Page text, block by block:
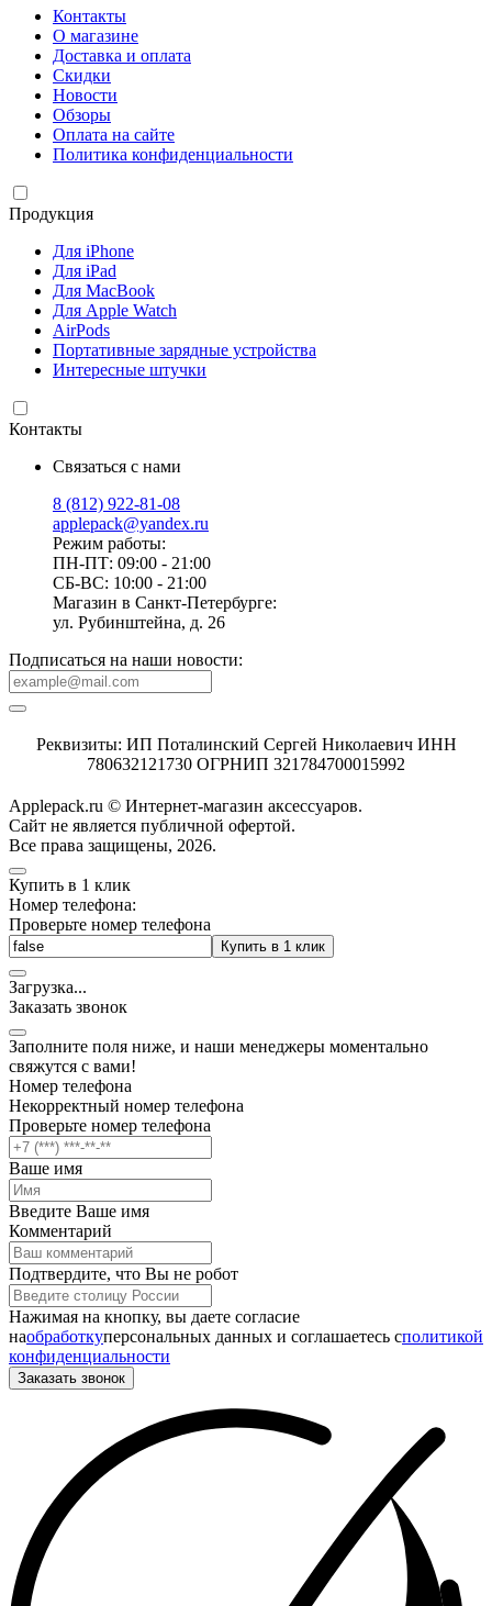
Контакты
О магазине
Доставка и оплата
Скидки
Новости
Обзоры
Оплата на сайте
Политика конфиденциальности
Продукция
Для iPhone
Для iPad
Для MacBook
Для Apple Watch
AirPods
Портативные зарядные устройства
Интересные штучки
Контакты
Связаться с нами
8 (812) 922-81-08
applepack@yandex.ru
Режим работы:
ПН-ПТ: 09:00 - 21:00
СБ-ВС: 10:00 - 21:00
Магазин в Санкт-Петербурге:
ул. Рубинштейна, д. 26
Подписаться на наши новости:
Реквизиты: ИП Поталинский Сергей Николаевич ИНН
780632121730 ОГРНИП 321784700015992
Applepack.ru © Интернет-магазин аксессуаров.
Cайт не является публичной офертой.
Все права защищены, 2026.
Купить в 1 клик
Номер телефона:
Проверьте номер телефона
Купить в 1 клик
Загрузка...
Заказать звонок
Заполните поля ниже, и наши менеджеры моментально
свяжутся с вами!
Номер телефона
Некорректный номер телефона
Проверьте номер телефона
Ваше имя
Введите Ваше имя
Комментарий
Подтвердите, что Вы не робот
Нажимая на кнопку, вы даете согласие
наобработкуперсональных данных и соглашаетесь cполитикой
конфиденциальности
Заказать звонок